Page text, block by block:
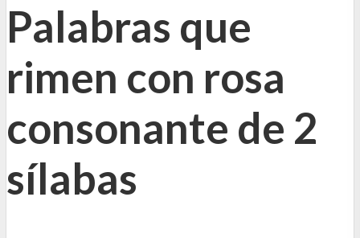
Palabras que
rimen con rosa
consonante de 2
sílabas